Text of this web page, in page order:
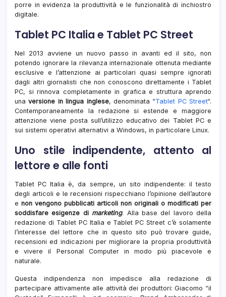
porre in evidenza la produttività e le funzionalità di inchiostro
digitale.
Tablet PC Italia e Tablet PC Street
Nel 2013 avviene un nuovo passo in avanti ed il sito, non
potendo ignorare la rilevanza internazionale ottenuta mediante
esclusive e l’attenzione ai particolari quasi sempre ignorati
dagli altri giornalisti che non conoscono direttamente i Tablet
PC, si rinnova completamente in grafica e struttura aprendo
unaversione in lingua inglese, denominata “Tablet PC Street“.
Contemporaneamente la redazione si estende e maggiore
attenzione viene posta sull’utilizzo educativo dei Tablet PC e
sui sistemi operativi alternativi a Windows, in particolare Linux.
Uno stile indipendente, attento al
lettore e alle fonti
Tablet PC Italia è, da sempre, un sito indipendente: il testo
degli articoli e le recensioni rispecchiano l’opinione dell’autore
e non vengono pubblicati articoli non originali o modificati per
soddisfare esigenze di marketing. Alla base del lavoro della
redazione di Tablet PC Italia e Tablet PC Street c’è solamente
l’interesse del lettore che in questo sito può trovare guide,
recensioni ed indicazioni per migliorare la propria produttività
e vivere il Personal Computer in modo più piacevole e
naturale.
Questa indipendenza non impedisce alla redazione di
partecipare attivamente alle attività dei produttori: Giacomo “il